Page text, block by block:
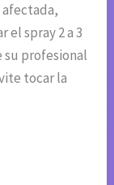
afectada,
el spray 2 a 3
su profesional
tocar la